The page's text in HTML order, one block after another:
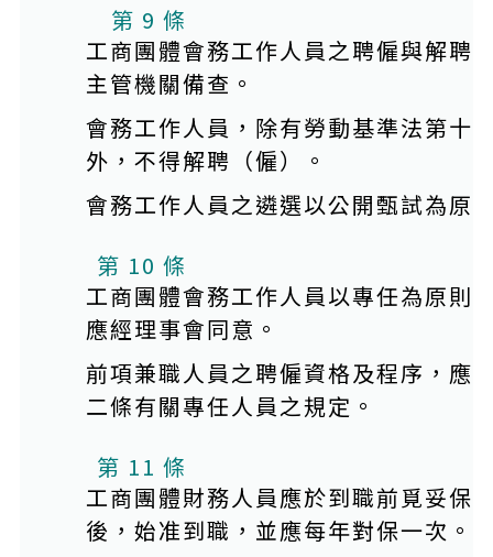
第 9 條
工商團體會務工作人員之聘僱與解聘
主管機關備查。
會務工作人員，除有勞動基準法第十
外，不得解聘（僱）。
會務工作人員之遴選以公開甄試為原
第 10 條
工商團體會務工作人員以專任為原則
應經理事會同意。
前項兼職人員之聘僱資格及程序，應
二條有關專任人員之規定。
第 11 條
工商團體財務人員應於到職前覓妥保
後，始准到職，並應每年對保一次。